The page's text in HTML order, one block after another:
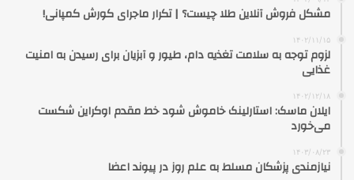
مشکل فروش آنلاین طلا چیست؟ | تکرار ماجرای کورش کمپانی!
۱۴۰۲/۱۱/۱۵
لزوم توجه به سلامت تغذیه دام، طیور و آبزیان برای رسیدن به امنیت
غذایی
۱۴۰۲/۱۲/۱۸
ایلان ماسک: استارلینک خاموش شود خط مقدم اوکراین شکست
می‌خورد
۱۴۰۳/۰۸/۲۳
نیازمندی پزشکان مسلط به علم روز در پیوند اعضا